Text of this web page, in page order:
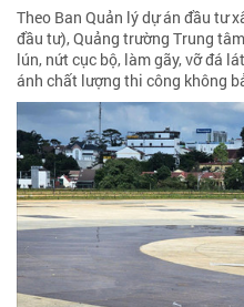
Theo Ban Quản lý dự án đầu tư
đầu tư), Quảng trường Trung
lún, nứt cục bộ, làm gãy, vỡ đá
ánh chất lượng thi công không